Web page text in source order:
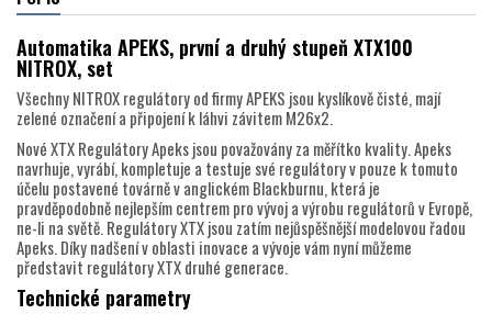
Automatika APEKS, první a druhý stupeň XTX100
NITROX, set
Všechny NITROX regulátory od firmy APEKS jsou kyslíkově čisté, mají
zelené označení a připojení k láhvi závitem M26x2.
Nové XTX Regulátory Apeks jsou považovány za měřítko kvality. Apeks
navrhuje, vyrábí, kompletuje a testuje své regulátory v pouze k tomuto
účelu postavené továrně v anglickém Blackburnu, která je
pravděpodobně nejlepším centrem pro vývoj a výrobu regulátorů v Evropě,
ne-li na světě. Regulátory XTX jsou zatím nejůspěšnější modelovou řadou
Apeks. Díky nadšení v oblasti inovace a vývoje vám nyní můžeme
představit regulátory XTX druhé generace.
Technické parametry